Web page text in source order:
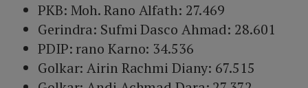
PKB: Moh. Rano Alfath: 27.469
Gerindra: Sufmi Dasco Ahmad: 28.601
PDIP: rano Karno: 34.536
Golkar: Airin Rachmi Diany: 67.515